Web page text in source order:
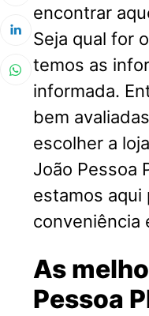
encontrar
Seja qual for
temos as
informada.
bem
escolher a
João Pessoa
estamos aqui
conveniência
As
Pessoa